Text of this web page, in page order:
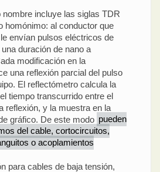
incluye las siglas TDR
homónimo: al conductor que
envían pulsos eléctricos de
duración de nano a
modificación en la
una reflexión parcial del pulso
El reflectómetro calcula la
tiempo transcurrido entre el
reflexión, y la muestra en la
gráfico. De este modo pueden
del cable, cortocircuitos,
o acoplamientos
para cables de baja tensión,